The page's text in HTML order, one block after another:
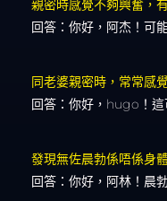
親密時感覺不夠興奮，
回答：你好，阿杰！可
同老婆親密時，常常感
回答：你好，hugo！
發現無佐晨勃係唔係身
回答：你好，阿林！晨